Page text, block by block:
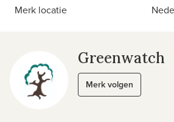
Merk locatie
Greenwatch
Merk volgen